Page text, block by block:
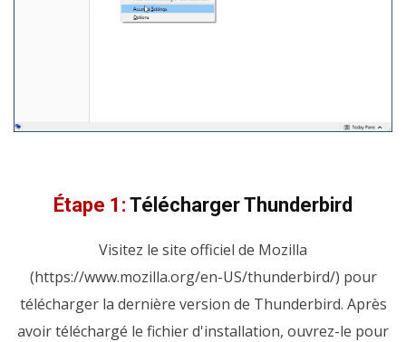
Étape 1: Télécharger Thunderbird
Visitez le site officiel de Mozilla
(https://www.mozilla.org/en-US/thunderbird/) pour
télécharger la dernière version de Thunderbird. Après
avoir téléchargé le fichier d'installation, ouvrez-le pour